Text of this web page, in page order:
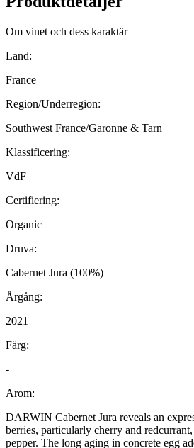
Om vinet och dess karaktär
Land:
France
Region/Underregion:
Southwest France/Garonne & Tarn
Klassificering:
VdF
Certifiering:
Organic
Druva:
Cabernet Jura (100%)
Årgång:
2021
Färg:
-
Arom:
DARWIN Cabernet Jura reveals an
berries, particularly cherry and
pepper. The long aging in concrete egg